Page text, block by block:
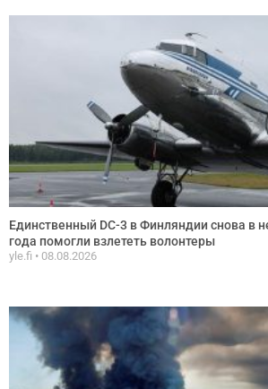
Единственный DC-3 в Финляндии снова в
года помогли взлететь волонтеры
yle.fi 08.08.2026